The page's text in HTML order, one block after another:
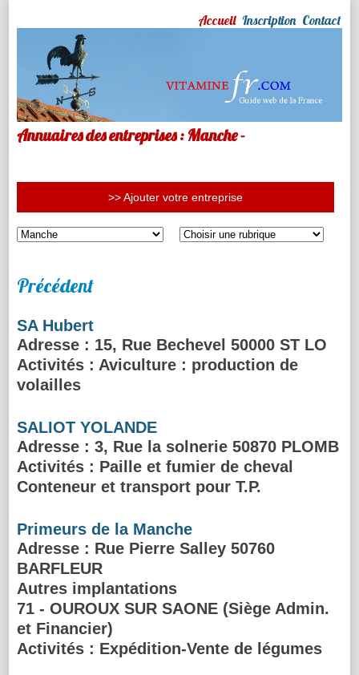
Accueil Inscription Contact
Annuaires des entreprises : Manche -
>> Ajouter votre entreprise
Précédent
SA Hubert
Adresse : 15, Rue Bechevel 50000 ST LO
Activités : Aviculture : production de
volailles
SALIOT YOLANDE
Adresse : 3, Rue la solnerie 50870 PLOMB
Activités : Paille et fumier de cheval
Conteneur et transport pour T.P.
Primeurs de la Manche
Adresse : Rue Pierre Salley 50760
BARFLEUR
Autres implantations
71 - OUROUX SUR SAONE (Siège Admin.
et Financier)
Activités : Expédition-Vente de légumes